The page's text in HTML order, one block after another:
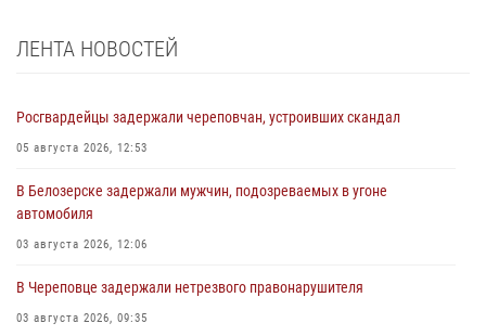
ЛЕНТА НОВОСТЕЙ
Росгвардейцы задержали череповчан, устроивших скандал
05 августа 2026, 12:53
В Белозерске задержали мужчин, подозреваемых в угоне
автомобиля
03 августа 2026, 12:06
В Череповце задержали нетрезвого правонарушителя
03 августа 2026, 09:35